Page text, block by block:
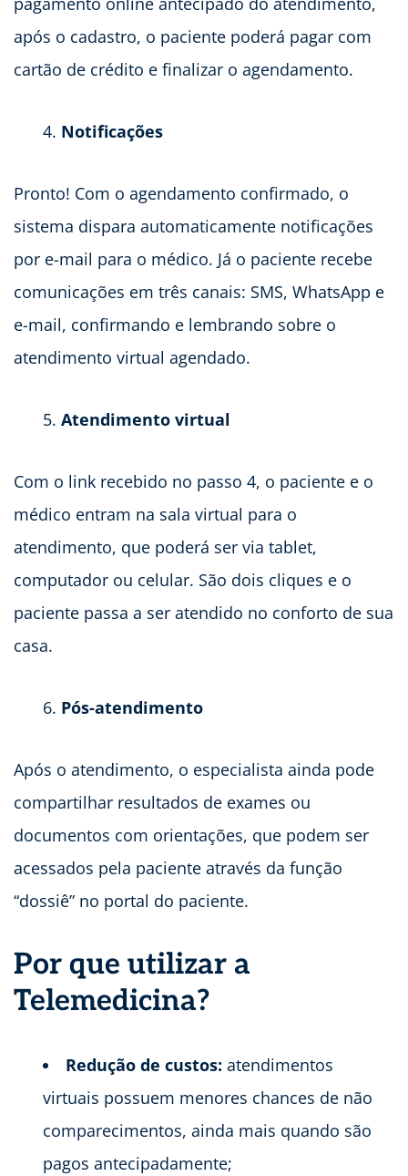
após o cadastro, o paciente poderá pagar com
cartão de crédito e finalizar o agendamento.
Notificações
Pronto! Com o agendamento confirmado, o
sistema dispara automaticamente notificações
por e-mail para o médico. Já o paciente recebe
comunicações em três canais: SMS, WhatsApp e
e-mail, confirmando e lembrando sobre o
atendimento virtual agendado.
Atendimento virtual
Com o link recebido no passo 4, o paciente e o
médico entram na sala virtual para o
atendimento, que poderá ser via tablet,
computador ou celular. São dois cliques e o
paciente passa a ser atendido no conforto de sua
casa.
Pós-atendimento
Após o atendimento, o especialista ainda pode
compartilhar resultados de exames ou
documentos com orientações, que podem ser
acessados pela paciente através da função
“dossiê” no portal do paciente.
Por que utilizar a
Telemedicina?
Redução de custos: atendimentos
virtuais possuem menores chances de não
comparecimentos, ainda mais quando são
pagos antecipadamente;